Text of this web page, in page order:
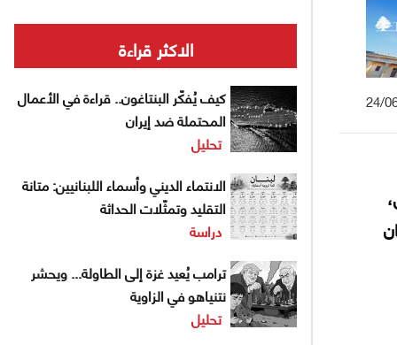
24/
الاكثر قراءة
كيف يُفكّر البنتاغون.. قراءة في الأعمال
المحتملة ضد إيران
تحليل
الانتماء الديني وأسماء اللبنانيين: متانة
التقليد وتمثّلات الحداثة
دراسة
ترامب يُعيد غزة إلى الطاولة... ويحشر
نتنياهو في الزاوية
تحليل